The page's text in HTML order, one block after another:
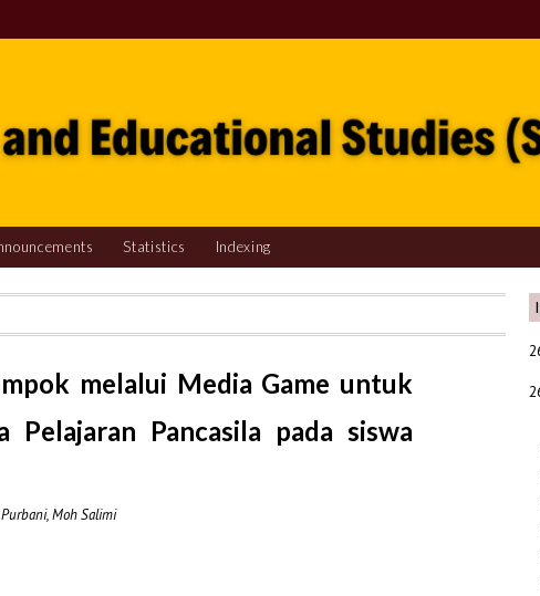
Statistics Indexing
melalui Media Game untuk
Pancasila pada siswa
Moh Salimi